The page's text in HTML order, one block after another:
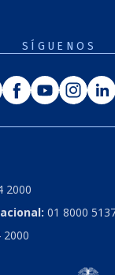
SÍGUENOS
TwitterFacebook
Youtube
2000
01 8000
2000